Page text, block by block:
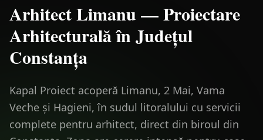
Arhitect Limanu — Proiectare
Arhitecturală în Județul
Constanța
Kapal Proiect acoperă Limanu, 2 Mai, Vama
Veche și Hagieni, în sudul litoralului cu servicii
complete pentru arhitect, direct din biroul din